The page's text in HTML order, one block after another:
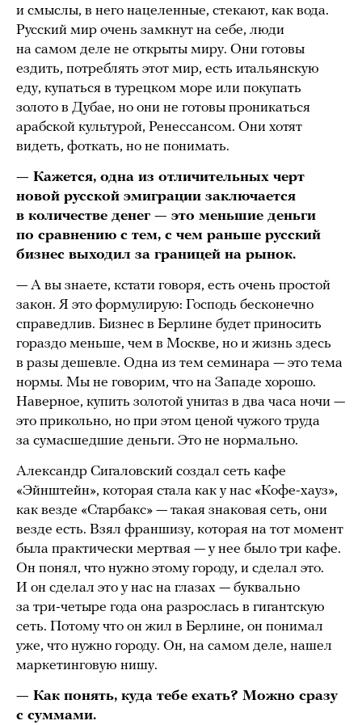
и смыслы, в него нацеленные, стекают, как вода.
Русский мир очень замкнут на себе, люди
на самом деле не открыты миру. Они готовы
ездить, потреблять этот мир, есть итальянскую
еду, купаться в турецком море или покупать
золото в Дубае, но они не готовы проникаться
арабской культурой, Ренессансом. Они хотят
видеть, фоткать, но не понимать.
— Кажется, одна из отличительных черт
новой русской эмиграции заключается
в количестве денег — это меньшие деньги
по сравнению с тем, с чем раньше русский
бизнес выходил за границей на рынок.
— А вы знаете, кстати говоря, есть очень простой
закон. Я это формулирую: Господь бесконечно
справедлив. Бизнес в Берлине будет приносить
гораздо меньше, чем в Москве, но и жизнь здесь
в разы дешевле. Одна из тем семинара — это тема
нормы. Мы не говорим, что на Западе хорошо.
Наверное, купить золотой унитаз в два часа ночи —
это прикольно, но при этом ценой чужого труда
за сумасшедшие деньги. Это не нормально.
Александр Сигаловский создал сеть кафе
«Эйнштейн», которая стала как у нас «Кофе-хауз»,
как везде «Старбакс» — такая знаковая сеть, они
везде есть. Взял франшизу, которая на тот момент
была практически мертвая — у нее было три кафе.
Он понял, что нужно этому городу, и сделал это.
И он сделал это у нас на глазах — буквально
за три-четыре года она разрослась в гигантскую
сеть. Потому что он жил в Берлине, он понимал
уже, что нужно городу. Он, на самом деле, нашел
маркетинговую нишу.
— Как понять, куда тебе ехать? Можно сразу
с суммами.